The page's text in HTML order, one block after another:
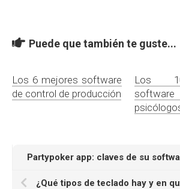
Puede que también te guste...
Los 6 mejores software
de control de producción
Los
Partypoker app: claves de su